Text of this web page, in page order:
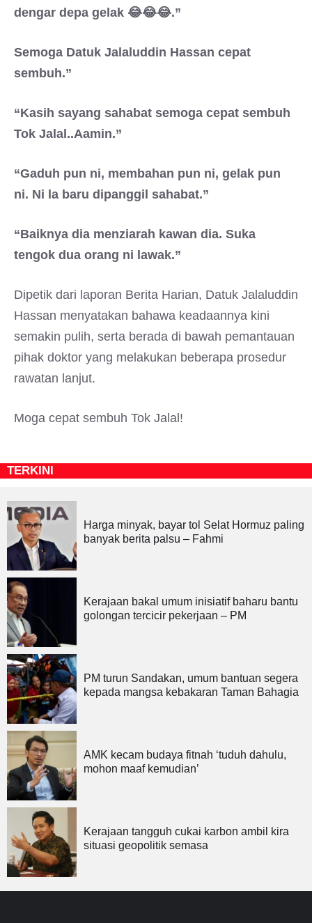
dengar depa gelak 😂😂😂.”
Semoga Datuk Jalaluddin Hassan cepat
sembuh.”
“Kasih sayang sahabat semoga cepat sembuh
Tok Jalal..Aamin.”
“Gaduh pun ni, membahan pun ni, gelak pun
ni. Ni la baru dipanggil sahabat.”
“Baiknya dia menziarah kawan dia. Suka
tengok dua orang ni lawak.”
Dipetik dari laporan Berita Harian, Datuk Jalaluddin
Hassan menyatakan bahawa keadaannya kini
semakin pulih, serta berada di bawah pemantauan
pihak doktor yang melakukan beberapa prosedur
rawatan lanjut.
Moga cepat sembuh Tok Jalal!
TERKINI
Harga minyak, bayar tol Selat Hormuz paling
banyak berita palsu – Fahmi
Kerajaan bakal umum inisiatif baharu bantu
golongan tercicir pekerjaan – PM
PM turun Sandakan, umum bantuan segera
kepada mangsa kebakaran Taman Bahagia
AMK kecam budaya fitnah ‘tuduh dahulu,
mohon maaf kemudian’
Kerajaan tangguh cukai karbon ambil kira
situasi geopolitik semasa